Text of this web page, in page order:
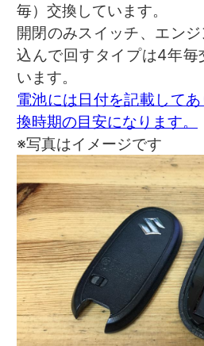
毎）交換しています。
開閉のみスイッチ、エン
込んで回すタイプは4年毎
います。
電池には日付を記載して
換時期の目安になります。
※写真はイメージです